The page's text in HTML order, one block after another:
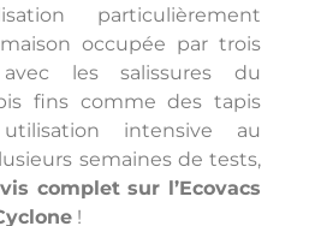
particulièrement
occupée par trois
les salissures du
fins comme des tapis
intensive au
semaines de tests,
complet sur l’Ecovacs
!